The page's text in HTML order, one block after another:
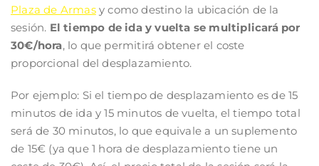
Plaza de Armasy como destino la ubicación de la
sesión. El tiempo de ida y vuelta se multiplicará por
30€/hora, lo que permitirá obtener el coste
proporcional del desplazamiento.
Por ejemplo: Si el tiempo de desplazamiento es de 15
minutos de ida y 15 minutos de vuelta, el tiempo total
será de 30 minutos, lo que equivale a un suplemento
de 15€ (ya que 1 hora de desplazamiento tiene un